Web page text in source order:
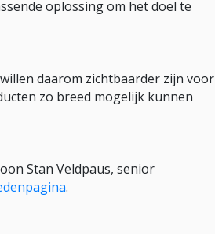
oplossing om het doel te
daarom zichtbaarder zijn voor
zo breed mogelijk kunnen
Stan Veldpaus, senior
.